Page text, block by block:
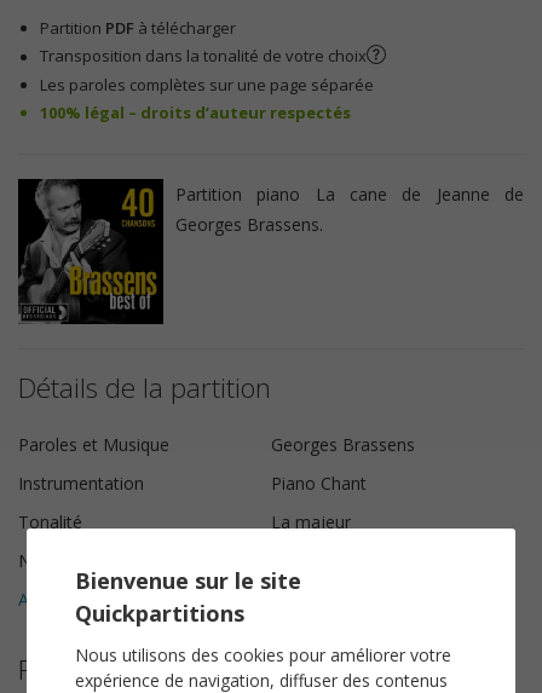
Partition PDF à télécharger
Transposition dans la tonalité de votre choix
Les paroles complètes sur une page séparée
100% légal – droits d’auteur respectés
Partition piano La cane de Jeanne de
Georges Brassens.
Détails de la partition
Paroles et Musique
Georges Brassens
Instrumentation
Piano Chant
Tonalité
La majeur
Nombre de pages
Avis clients (
Plus de partitions de Georges Brassens
Bienvenue sur le site
Quickpartitions
Nous utilisons des cookies pour améliorer votre
expérience de navigation, diffuser des contenus